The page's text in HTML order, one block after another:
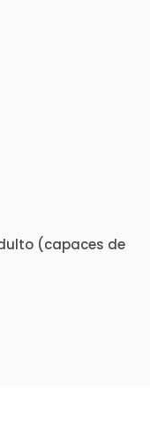
(capaces de